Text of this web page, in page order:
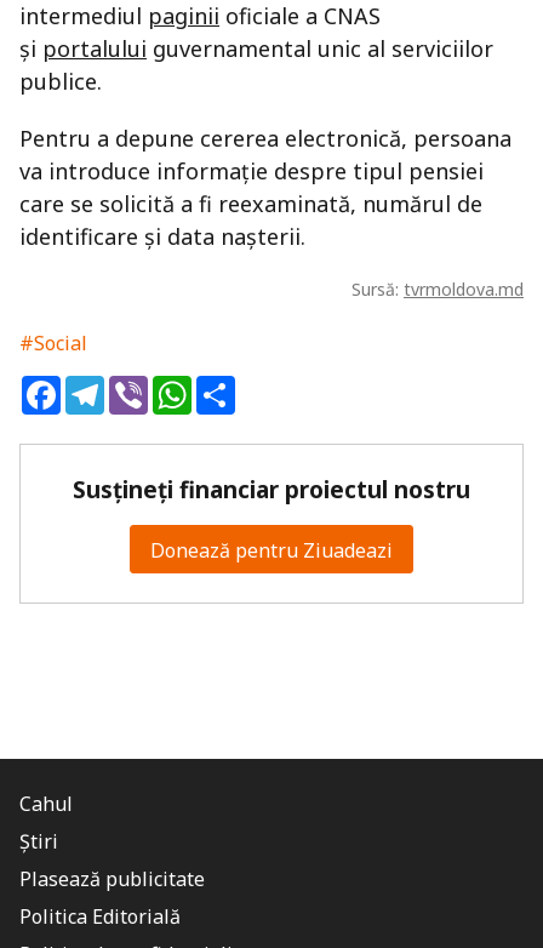
intermediul paginii oficiale a CNAS
și portalului guvernamental unic al serviciilor
publice.
Pentru a depune cererea electronică, persoana
va introduce informație despre tipul pensiei
care se solicită a fi reexaminată, numărul de
identificare și data naşterii.
Sursă: tvrmoldova.md
#Social
FacebookTelegram
ViberWhatsApp
Susțineți financiar proiectul nostru
Donează pentru Ziuadeazi
Cahul
Știri
Plasează publicitate
Politica Editorială